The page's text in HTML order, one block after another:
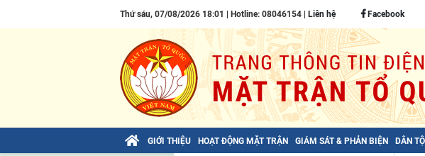
Thứ sáu, 07/08/2026 18:01 | Hotline: 08046154 | Liên hệ Facebook
GIỚI THIỆU HOẠT ĐỘNG MẶT TRẬN GIÁM SÁT & PHẢN BIỆN DÂN